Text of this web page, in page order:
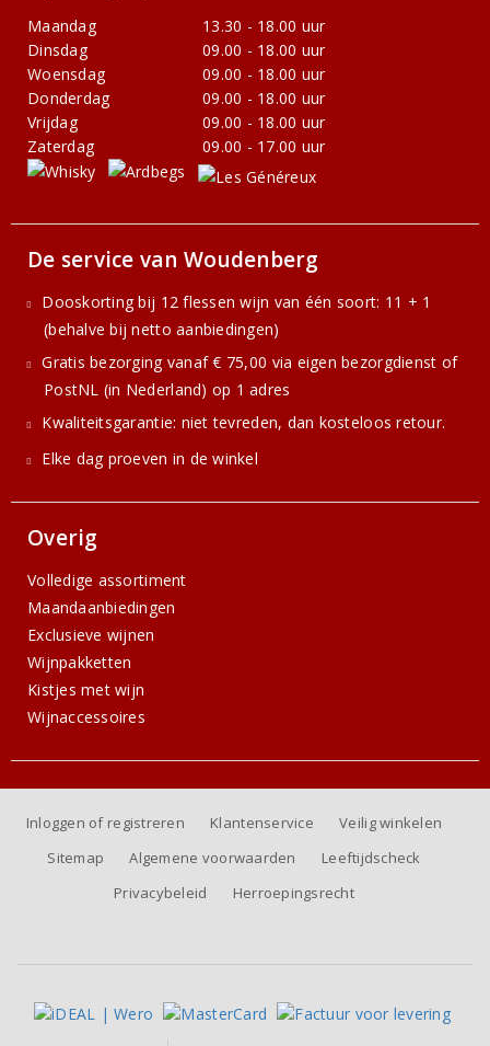
Maandag
13.30 - 18.00 uur
Dinsdag
09.00 - 18.00 uur
Woensdag
09.00 - 18.00 uur
Donderdag
09.00 - 18.00 uur
Vrijdag
09.00 - 18.00 uur
Zaterdag
09.00 - 17.00 uur
De service van Woudenberg
Dooskorting bij 12 flessen wijn van één soort: 11 + 1
(behalve bij netto aanbiedingen)
Gratis bezorging vanaf € 75,00 via eigen bezorgdienst of
PostNL (in Nederland) op 1 adres
Kwaliteitsgarantie: niet tevreden, dan kosteloos retour.
Elke dag proeven in de winkel
Overig
Volledige assortiment
Maandaanbiedingen
Exclusieve wijnen
Wijnpakketten
Kistjes met wijn
Wijnaccessoires
Inloggen of registreren Klantenservice
Veilig winkelen
Sitemap
Algemene voorwaarden
Leeftijdscheck
Privacybeleid
Herroepingsrecht